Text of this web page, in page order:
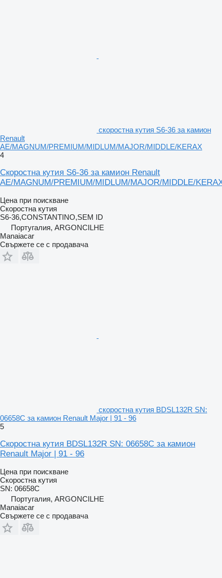
скоростна кутия S6-36 за камион
Renault
AE/MAGNUM/PREMIUM/MIDLUM/MAJOR/MIDDLE/KERAX
4
Скоростна кутия S6-36 за камион Renault
AE/MAGNUM/PREMIUM/MIDLUM/MAJOR/MIDDLE/
Цена при поискване
Скоростна кутия
S6-36,CONSTANTINO,SEM ID
Португалия, ARGONCILHE
Manaiacar
Свържете се с продавача
скоростна кутия BDSL132R SN:
06658C за камион Renault Major | 91 - 96
5
Скоростна кутия BDSL132R SN: 06658C за камион
Renault Major | 91 - 96
Цена при поискване
Скоростна кутия
SN: 06658C
Португалия, ARGONCILHE
Manaiacar
Свържете се с продавача